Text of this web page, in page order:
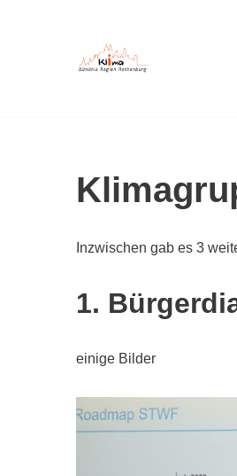
Inzwischen gab es 3
1.
einige Bilder